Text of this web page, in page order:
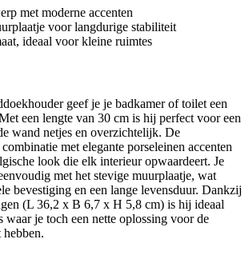
met moderne accenten
voor langdurige stabiliteit
ideaal voor kleine ruimtes
geef je je badkamer of toilet een
een lengte van 30 cm is hij perfect voor een
wand netjes en overzichtelijk. De
met elegante porseleinen accenten
look die elk interieur opwaardeert. Je
met het stevige muurplaatje, wat
bevestiging en een lange levensduur. Dankzij
(L 36,2 x B 6,7 x H 5,8 cm) is hij ideaal
waar je toch een nette oplossing voor de